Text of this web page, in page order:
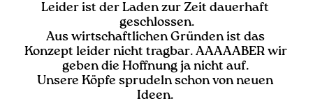
Leider ist der Laden zur Zeit dauerhaft
geschlossen.
Aus wirtschaftlichen Gründen ist das
Konzept leider nicht tragbar. AAAAABER wir
geben die Hoffnung ja nicht auf.
Unsere Köpfe sprudeln schon von neuen
Ideen.